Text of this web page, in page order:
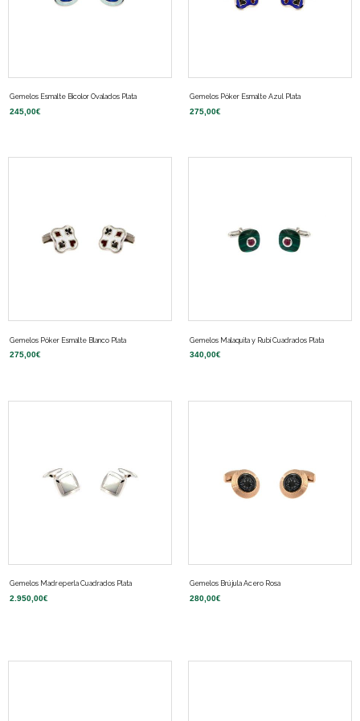
Gemelos Esmalte Bicolor Ovalados Plata
245,00€
Gemelos Póker Esmalte Azul Plata
275,00€
Gemelos Póker Esmalte Blanco Plata
275,00€
Gemelos Malaquita y Rubí Cuadrados Plata
340,00€
Gemelos Madreperla Cuadrados Plata
2.950,00€
Gemelos Brújula Acero Rosa
280,00€